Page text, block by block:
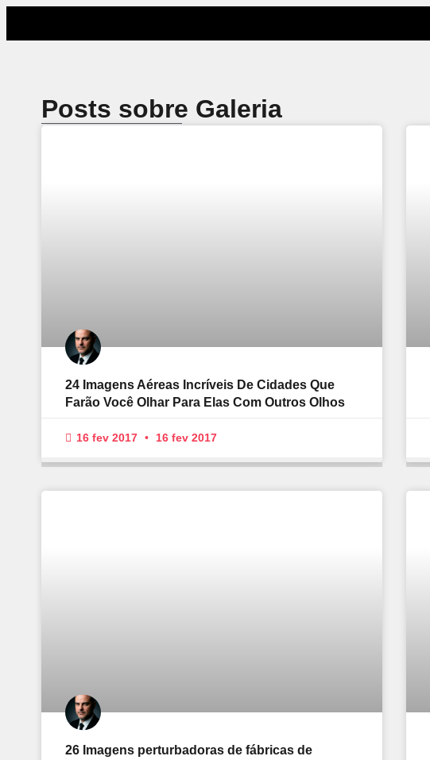
Posts sobre Galeria
24 Imagens Aéreas Incríveis De Cidades Que
Farão Você Olhar Para Elas Com Outros Olhos
16 fev 2017 16 fev 2017
26 Imagens perturbadoras de fábricas de